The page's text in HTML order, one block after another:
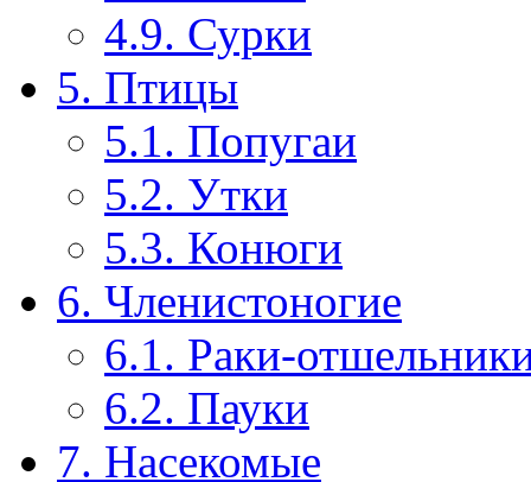
4.9. Сурки
5. Птицы
5.1. Попугаи
5.2. Утки
5.3. Конюги
6. Членистоногие
6.1. Раки-
6.2. Пауки
7. Насекомые